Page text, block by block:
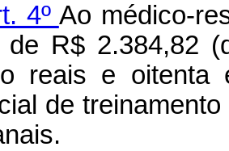
4º Ao médico-
de R$ 2.384,82
reais e oitenta
de